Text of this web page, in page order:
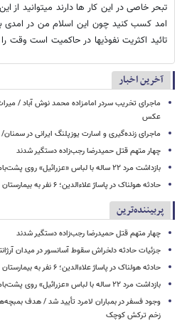
تبحر خاصی در این کار ها دارند میتوانید از
امد کسب کنید چون این اسلام من در امدی
تائید اکثریت نفوذیها در حاکمیت است وقت
آخرین اخبار
ماجرای تخریب سردر امامزاده محمد نوش ‌آباد /
عکس
ماجرای زنده‌گیری و اسارت یوزپلنگ ایرانی در
چهار متهم قتل حمیدرضا رجب‌زاده دستگیر شدند
بازداشت مرد ۲۲ ساله با لباس «عزرائیل» روی پشت‌بام بیمارستان
حادثه هولناک در پاساژ علاءالدین؛ ۶ نفر به بیمارستان منتقل شدند
پربیننده‌ترین
چهار متهم قتل حمیدرضا رجب‌زاده دستگیر شدند
جزئیات حادثه دلخراش سقوط آسانسور در میدان
حادثه هولناک در پاساژ علاءالدین؛ ۶ نفر به بیمارستان منتقل شدند
بازداشت مرد ۲۲ ساله با لباس «عزرائیل» روی پشت‌بام بیمارستان
زخم ترکش کوچک